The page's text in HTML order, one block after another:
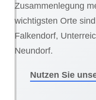
Zusammenlegung
wichtigsten Orte
Falkendorf,
Neundorf.
Nutzen Sie